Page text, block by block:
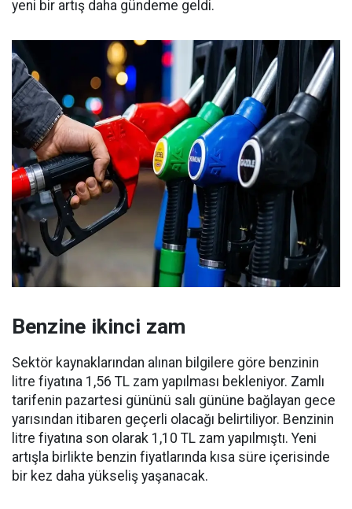
yeni bir artış daha gündeme geldi.
Benzine ikinci zam
Sektör kaynaklarından alınan bilgilere göre benzinin
litre fiyatına 1,56 TL zam yapılması bekleniyor. Zamlı
tarifenin pazartesi gününü salı gününe bağlayan gece
yarısından itibaren geçerli olacağı belirtiliyor. Benzinin
litre fiyatına son olarak 1,10 TL zam yapılmıştı. Yeni
artışla birlikte benzin fiyatlarında kısa süre içerisinde
bir kez daha yükseliş yaşanacak.